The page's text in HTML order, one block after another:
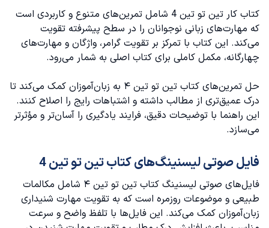
کتاب کار تین تو تین 4 شامل تمرین‌های متنوع و کاربردی است
که مهارت‌های زبانی نوجوانان را در سطح پیشرفته تقویت
می‌کند. این کتاب با تمرکز بر تقویت گرامر، واژگان و مهارت‌های
چهارگانه، مکمل کاملی برای کتاب اصلی به شمار می‌رود.
حل تمرین‌های کتاب تین تو تین ۴ به زبان‌آموزان کمک می‌کند تا
درک عمیق‌تری از مطالب داشته و اشتباهات رایج را اصلاح کنند.
این راهنما با توضیحات دقیق، فرایند یادگیری را آسان‌تر و مؤثرتر
می‌سازد.
فایل صوتی لیسنینگ‌های کتاب تین تو تین 4
فایل‌های صوتی لیسنینگ کتاب تین تو تین ۴ شامل مکالمات
طبیعی و موضوعات روزمره است که به تقویت مهارت شنیداری
زبان‌آموزان کمک می‌کند. این فایل‌ها با تلفظ واضح و سرعت